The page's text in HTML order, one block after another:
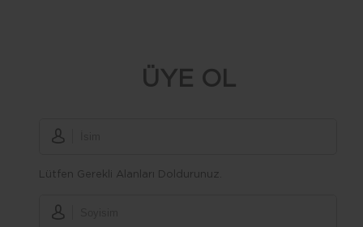
ÜYE OL
Lütfen Gerekli Alanları Doldurunuz.